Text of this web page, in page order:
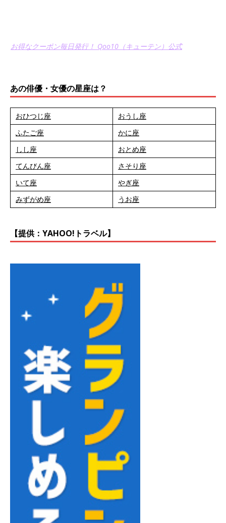
お得なクーポン毎日発行！ Qoo10（キューテン）公式
あの俳優・女優の星座は？
おひつじ座
おうし座
ふたご座
かに座
しし座
おとめ座
てんびん座
さそり座
いて座
やぎ座
みずがめ座
うお座
【提供：YAHOO!トラベル】